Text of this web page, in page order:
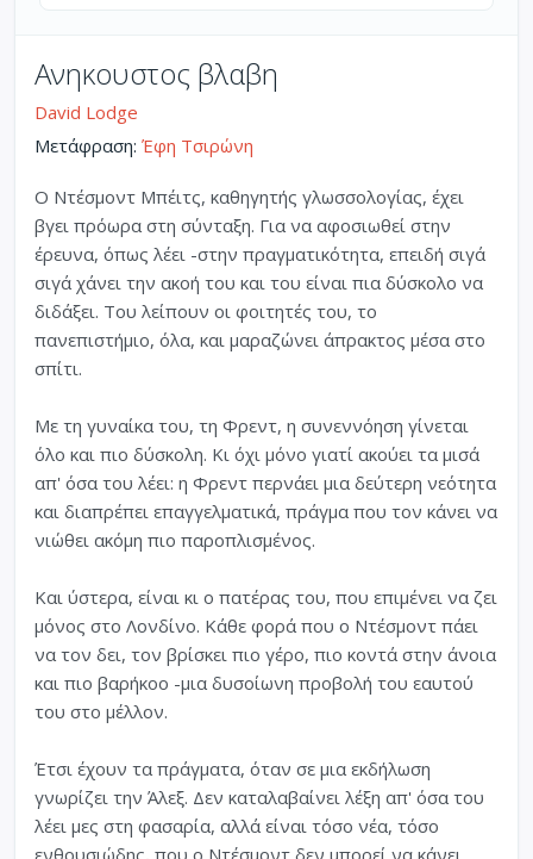
Ανηκουστος βλαβη
David Lodge
Μετάφραση: Έφη Τσιρώνη
Ο Ντέσμοντ Μπέιτς, καθηγητής γλωσσολογίας, έχει
βγει πρόωρα στη σύνταξη. Για να αφοσιωθεί στην
έρευνα, όπως λέει -στην πραγματικότητα, επειδή σιγά
σιγά χάνει την ακοή του και του είναι πια δύσκολο να
διδάξει. Του λείπουν οι φοιτητές του, το
πανεπιστήμιο, όλα, και μαραζώνει άπρακτος μέσα στο
σπίτι.
Με τη γυναίκα του, τη Φρεντ, η συνεννόηση γίνεται
όλο και πιο δύσκολη. Κι όχι μόνο γιατί ακούει τα μισά
απ' όσα του λέει: η Φρεντ περνάει μια δεύτερη νεότητα
και διαπρέπει επαγγελματικά, πράγμα που τον κάνει να
νιώθει ακόμη πιο παροπλισμένος.
Και ύστερα, είναι κι ο πατέρας του, που επιμένει να ζει
μόνος στο Λονδίνο. Κάθε φορά που ο Ντέσμοντ πάει
να τον δει, τον βρίσκει πιο γέρο, πιο κοντά στην άνοια
και πιο βαρήκοο -μια δυσοίωνη προβολή του εαυτού
του στο μέλλον.
Έτσι έχουν τα πράγματα, όταν σε μια εκδήλωση
γνωρίζει την Άλεξ. Δεν καταλαβαίνει λέξη απ' όσα του
λέει μες στη φασαρία, αλλά είναι τόσο νέα, τόσο
ενθουσιώδης, που ο Ντέσμοντ δεν μπορεί να κάνει